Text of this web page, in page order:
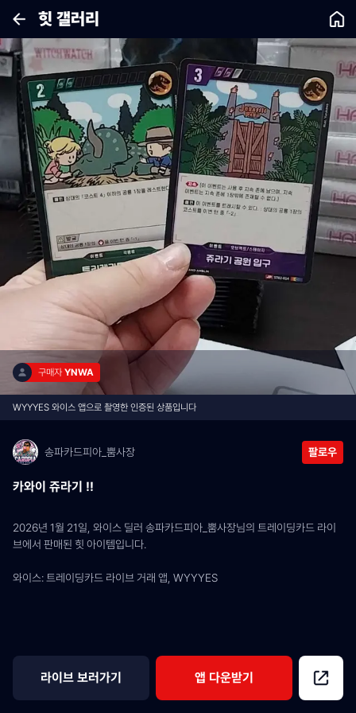
힛 갤러리
구매자 YNWA
WYYYES 와이스 앱으로 촬영한 인증된 상품입니다
송파카드피아_뿜사장 팔로우
카와이 쥬라기 !!
2026년 1월 21일, 와이스 딜러 송파카드피아_뿜사장님의 트레이딩카드 라이
브에서 판매된 힛 아이템입니다.
와이스: 트레이딩카드 라이브 거래 앱, WYYYES
라이브 보러가기 앱 다운받기